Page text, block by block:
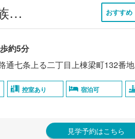
小さなお葬式 東山ホール【旧：家族葬のらくおう 東山会館】 おすすめ
約5分
通七条上る二丁目上棟梁町132番地
控室あり 宿泊可
見学予約はこちら